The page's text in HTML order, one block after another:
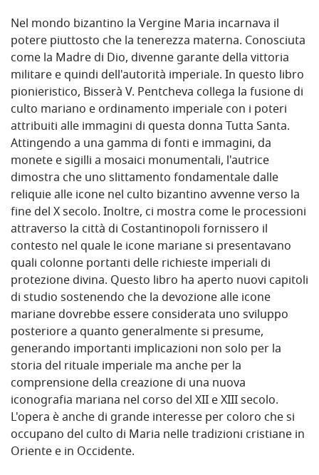
Nel mondo bizantino la Vergine Maria incarnava il
potere piuttosto che la tenerezza materna. Conosciuta
come la Madre di Dio, divenne garante della vittoria
militare e quindi dell'autorità imperiale. In questo libro
pionieristico, Bisserà V. Pentcheva collega la fusione di
culto mariano e ordinamento imperiale con i poteri
attribuiti alle immagini di questa donna Tutta Santa.
Attingendo a una gamma di fonti e immagini, da
monete e sigilli a mosaici monumentali, l'autrice
dimostra che uno slittamento fondamentale dalle
reliquie alle icone nel culto bizantino avvenne verso la
fine del X secolo. Inoltre, ci mostra come le processioni
attraverso la città di Costantinopoli fornissero il
contesto nel quale le icone mariane si presentavano
quali colonne portanti delle richieste imperiali di
protezione divina. Questo libro ha aperto nuovi capitoli
di studio sostenendo che la devozione alle icone
mariane dovrebbe essere considerata uno sviluppo
posteriore a quanto generalmente si presume,
generando importanti implicazioni non solo per la
storia del rituale imperiale ma anche per la
comprensione della creazione di una nuova
iconografia mariana nel corso del XII e XIII secolo.
L'opera è anche di grande interesse per coloro che si
occupano del culto di Maria nelle tradizioni cristiane in
Oriente e in Occidente.